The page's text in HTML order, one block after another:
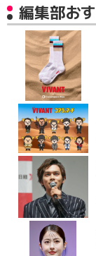
編集部お